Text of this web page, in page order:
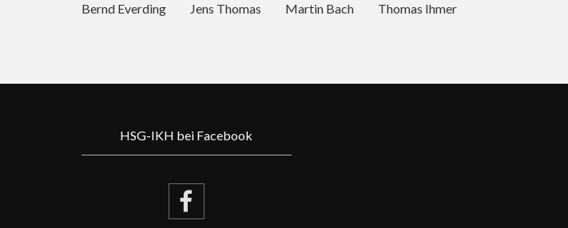
Bernd Everding Jens Thomas Martin Bach Thomas Ihmer
HSG-IKH bei Facebook